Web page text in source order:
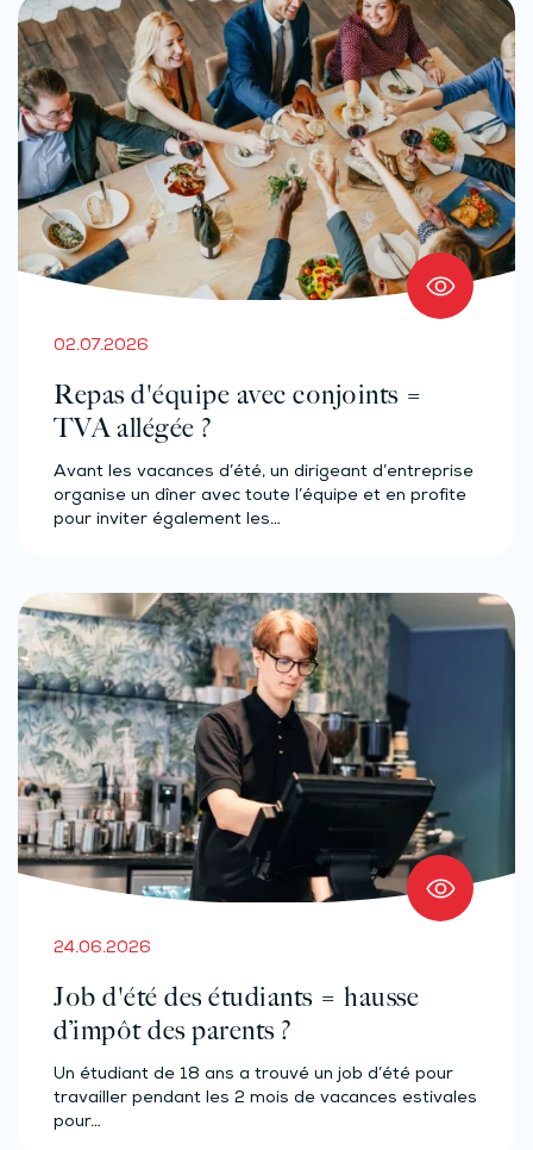
02.07.2026
Repas d'équipe avec conjoints =
TVA allégée ?
Avant les vacances d’été, un dirigeant d’entreprise
organise un dîner avec toute l’équipe et en profite
pour inviter également les…
24.06.2026
Job d'été des étudiants = hausse
d’impôt des parents ?
Un étudiant de 18 ans a trouvé un job d’été pour
travailler pendant les 2 mois de vacances estivales
pour…